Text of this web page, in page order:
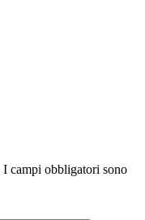
I campi obbligatori sono